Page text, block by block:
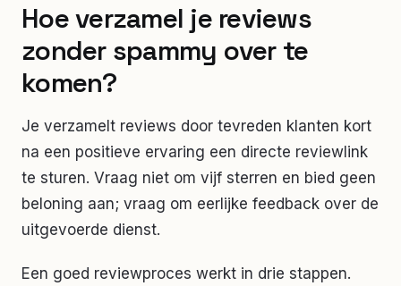
Hoe verzamel je reviews
zonder spammy over te
komen?
Je verzamelt reviews door tevreden klanten kort
na een positieve ervaring een directe reviewlink
te sturen. Vraag niet om vijf sterren en bied geen
beloning aan; vraag om eerlijke feedback over de
uitgevoerde dienst.
Een goed reviewproces werkt in drie stappen.